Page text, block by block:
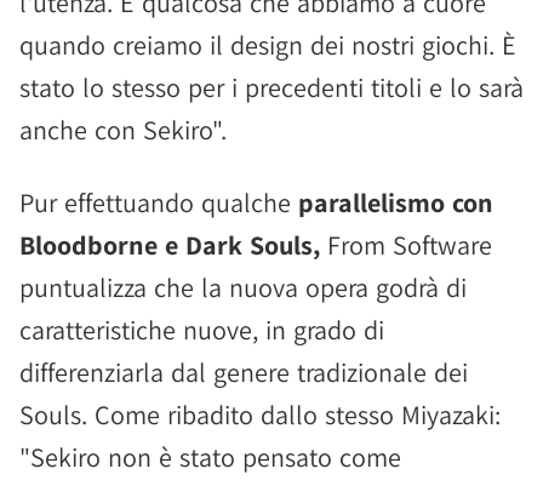
quando creiamo il design dei nostri giochi. È
stato lo stesso per i precedenti titoli e lo sarà
anche con Sekiro".
Pur effettuando qualche parallelismo con
Bloodborne e Dark Souls, From Software
puntualizza che la nuova opera godrà di
caratteristiche nuove, in grado di
differenziarla dal genere tradizionale dei
Souls. Come ribadito dallo stesso Miyazaki:
"Sekiro non è stato pensato come